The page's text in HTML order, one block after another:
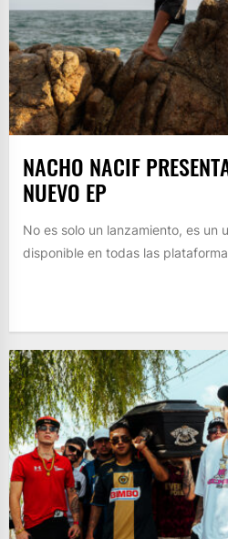
NACHO NACIF
NUEVO EP
No es solo un lanzamiento, es un
disponible en todas las